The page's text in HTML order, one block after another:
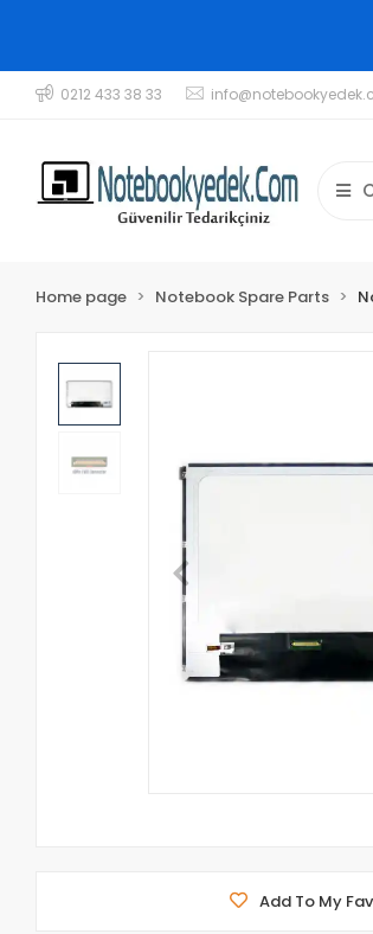
0212 433 38 33
Home page Notebook Spare Parts
Add To My